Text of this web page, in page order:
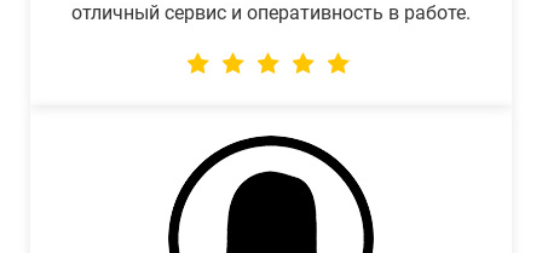
отличный сервис и оперативность в работе.